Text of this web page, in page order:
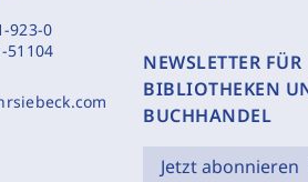
923-0
51104
NEWSLETTER FÜR
BIBLIOTHEKEN
BUCHHANDEL
Jetzt abonnieren